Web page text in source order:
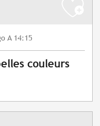
A 14:15
couleurs